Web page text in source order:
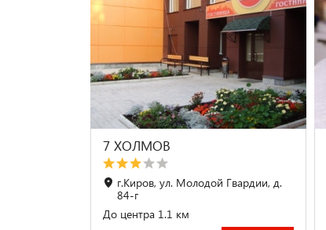
7 ХОЛМОВ
г.Киров, ул. Молодой Гвардии, д.
84-г
До центра 1.1 км